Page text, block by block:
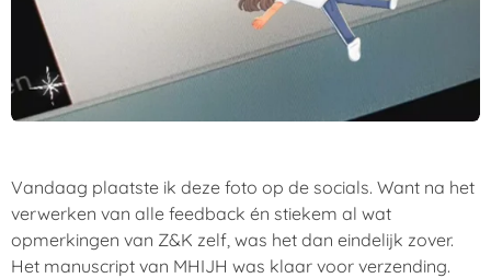
Vandaag plaatste ik deze foto op de socials. Want na het
verwerken van alle feedback én stiekem al wat
opmerkingen van Z&K zelf, was het dan eindelijk zover.
Het manuscript van MHIJH was klaar voor verzending.